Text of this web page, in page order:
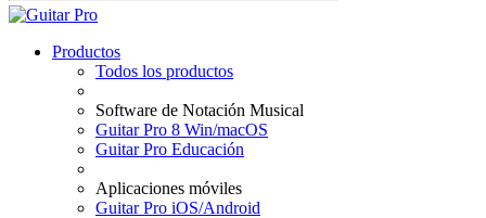
Productos
Todos los productos
Software de Notación Musical
Guitar Pro 8 Win/macOS
Guitar Pro Educación
Aplicaciones móviles
Guitar Pro iOS/Android